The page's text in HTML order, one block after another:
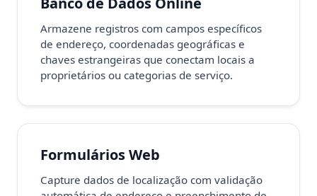
Armazene registros com campos específicos
de endereço, coordenadas geográficas e
chaves estrangeiras que conectam locais a
proprietários ou categorias de serviço.
Formulários Web
Capture dados de localização com validação